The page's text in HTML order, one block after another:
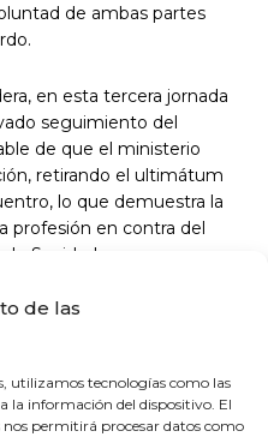
de las
utilizamos tecnologías como las
la información del dispositivo. El
permitirá procesar datos como
de ambas partes
en esta tercera jornada
seguimiento del
de que el ministerio
retirando el ultimátum
lo que demuestra la
profesión en contra del
Sanidad.
Sindicatos Médicos
(SMA)